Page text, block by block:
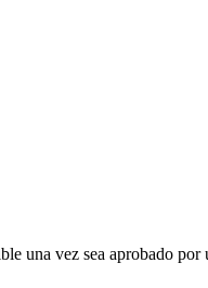
una vez sea aprobado por